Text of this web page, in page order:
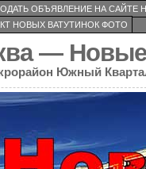
ОБЪЯВЛЕНИЕ НА САЙТЕ
НОВЫХ ВАТУТИНОК ФОТО
— Новые
Южный